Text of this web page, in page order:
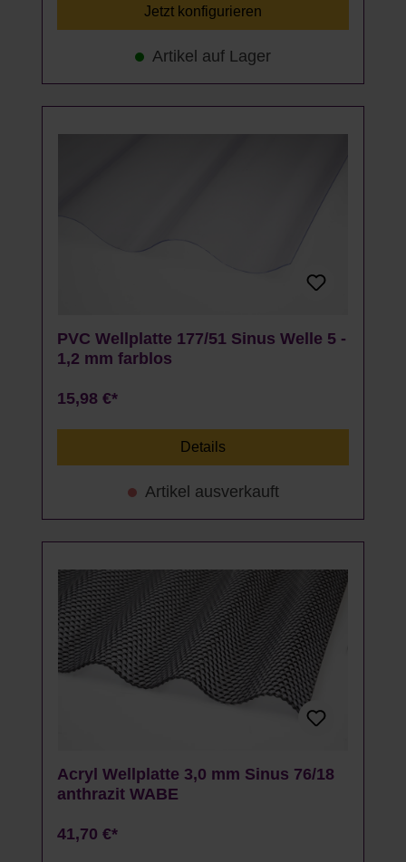
Jetzt konfigurieren
Artikel auf Lager
PVC Wellplatte 177/51 Sinus Welle 5 -
1,2 mm farblos
15,98 €*
Details
Artikel ausverkauft
Acryl Wellplatte 3,0 mm Sinus 76/18
anthrazit WABE
41,70 €*